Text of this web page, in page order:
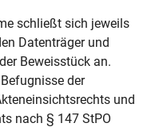
schließt sich jeweils
Datenträger und
Beweisstück an.
der
und
nach § 147 StPO